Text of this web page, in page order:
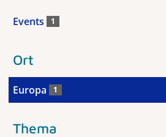
Events 1
Ort
Europa 1
Thema